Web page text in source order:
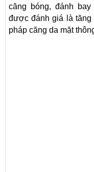
căng bóng, đánh
được đánh giá là
pháp căng da mặt